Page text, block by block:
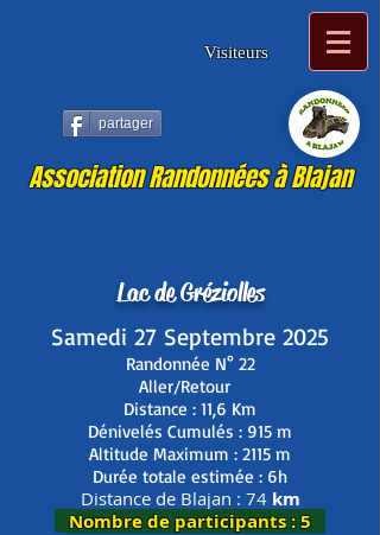
Visiteurs
partager
Association Randonnées à Blajan
Lac de Gréziolles
Samedi 27 Septembre 2025
Randonnée N° 22
Aller/Retour
Distance : 11,6 Km
Dénivelés Cumulés : 915 m
Altitude Maximum : 2115 m
Durée totale estimée : 6h
Distance de Blajan : 74km
Nombre de participants: 5